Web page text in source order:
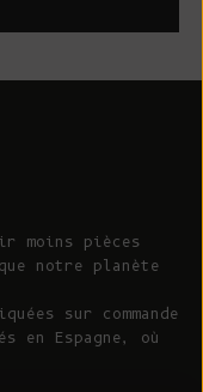
moins pièces
notre planète
sur commande
en Espagne, où